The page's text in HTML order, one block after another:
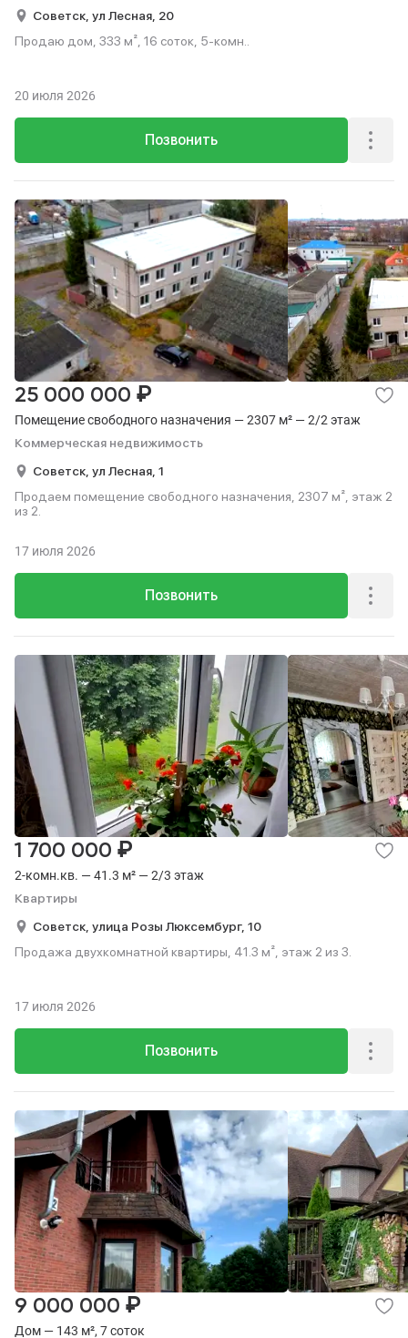
Советск, ул Лесная, 20
Продаю дом, 333 м², 16 соток, 5-комн..
Позвонить
20 июля 2026
Помещение свободного назначения — 2307 м² — 2/2 этаж
Коммерческая недвижимость
25 000 000 ₽
Советск, ул Лесная, 1
Продаем помещение свободного назначения, 2307 м², этаж 2
из 2.
Позвонить
17 июля 2026
2-комн.кв. — 41.3 м² — 2/3 этаж
Квартиры
1 700 000 ₽
Советск, улица Розы Люксембург, 10
Продажа двухкомнатной квартиры, 41.3 м², этаж 2 из 3.
Позвонить
17 июля 2026
Дом — 143 м², 7 соток
9 000 000 ₽